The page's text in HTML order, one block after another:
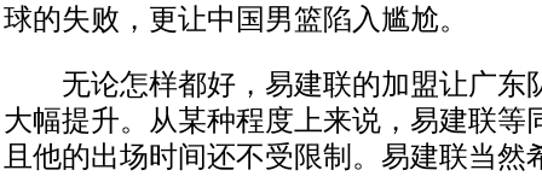
球的失败，更让中国男篮陷入尴尬。
无论怎样都好，易建联的加盟让广东
大幅提升。从某种程度上来说，易建联等
且他的出场时间还不受限制。易建联当然